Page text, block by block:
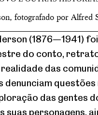
fotografado por Alfred
(1876—1941)
do conto,
das
denunciam
das gentes
suas personagens,